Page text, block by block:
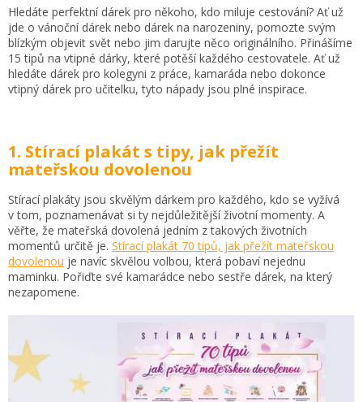
Hledáte perfektní dárek pro někoho, kdo miluje cestování? Ať už
jde o vánoční dárek nebo dárek na narozeniny, pomozte svým
blízkým objevit svět nebo jim darujte něco originálního. Přinášíme
15 tipů na vtipné dárky, které potěší každého cestovatele. Ať už
hledáte dárek pro kolegyni z práce, kamaráda nebo dokonce
vtipný dárek pro učitelku, tyto nápady jsou plné inspirace.
1. Stírací plakát s tipy, jak přežít
mateřskou dovolenou
Stírací plakáty jsou skvělým dárkem pro každého, kdo se vyžívá
v tom, poznamenávat si ty nejdůležitější životní momenty. A
věřte, že mateřská dovolená jedním z takových životních
momentů určitě je. Stírací plakát 70 tipů, jak přežít mateřskou
dovolenou je navíc skvělou volbou, která pobaví nejednu
maminku. Pořiďte své kamarádce nebo sestře dárek, na který
nezapomene.